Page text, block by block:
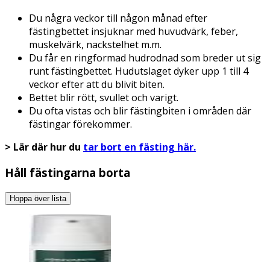
Du några veckor till någon månad efter
fästingbettet insjuknar med huvudvärk, feber,
muskelvärk, nackstelhet m.m.
Du får en ringformad hudrodnad som breder ut sig
runt fästingbettet. Hudutslaget dyker upp 1 till 4
veckor efter att du blivit biten.
Bettet blir rött, svullet och varigt.
Du ofta vistas och blir fästingbiten i områden där
fästingar förekommer.
> Lär där hur du tar bort en fästing här.
Håll fästingarna borta
Hoppa över lista